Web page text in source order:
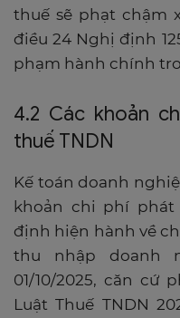
thuế sẽ phạt chậm
điều 24 Nghị định
phạm hành chính
4.2 Các khoản
thuế TNDN
Kế toán doanh
khoản chi phí phát
định hiện hành về
thu nhập doanh
01/10/2025, căn cứ
Luật Thuế TNDN